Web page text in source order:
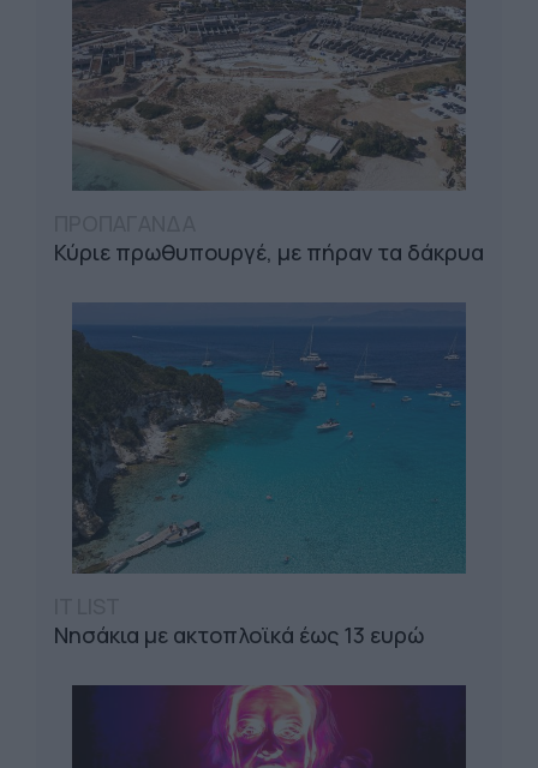
Κύριε πρωθυπουργέ, με πήραν τα δάκρυα
Νησάκια με ακτοπλοϊκά έως 13 ευρώ